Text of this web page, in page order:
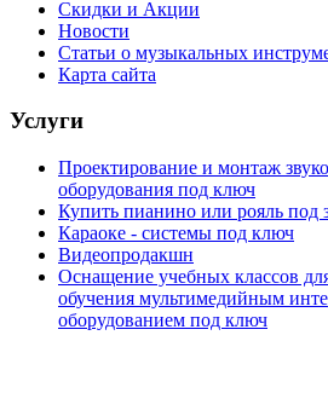
Скидки и Акции
Новости
Статьи о музыкальных
Карта сайта
Услуги
Проектирование и монтаж
оборудования под ключ
Купить пианино или рояль под
Караоке - системы под ключ
Видеопродакшн
Оснащение учебных классов
обучения мультимедийным
оборудованием под ключ